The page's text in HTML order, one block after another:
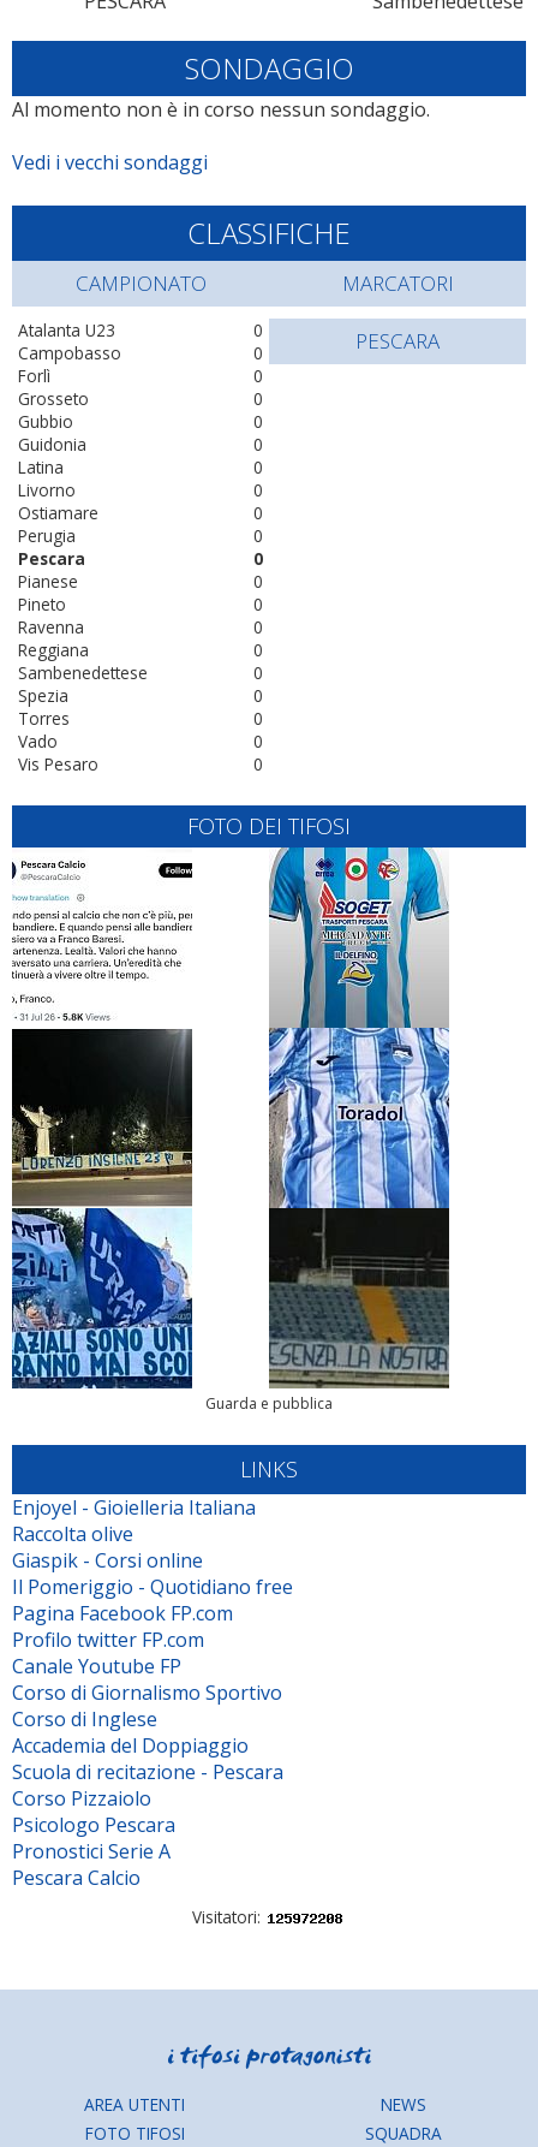
SONDAGGIO
Al momento non è in corso nessun sondaggio.
Vedi i vecchi sondaggi
CLASSIFICHE
CAMPIONATO
0
Atalanta U23
0
Campobasso
0
Forlì
0
Grosseto
0
Gubbio
0
Guidonia
0
Latina
0
Livorno
0
Ostiamare
0
Perugia
0
Pescara
0
Pianese
0
Pineto
0
Ravenna
0
Reggiana
0
Sambenedettese
0
Spezia
0
Torres
0
Vado
0
Vis Pesaro
MARCATORI
PESCARA
FOTO DEI TIFOSI
Guarda e pubblica
LINKS
Enjoyel - Gioielleria Italiana
Raccolta olive
Giaspik - Corsi online
Il Pomeriggio - Quotidiano free
Pagina Facebook FP.com
Profilo twitter FP.com
Canale Youtube FP
Corso di Giornalismo Sportivo
Corso di Inglese
Accademia del Doppiaggio
Scuola di recitazione - Pescara
Corso Pizzaiolo
Psicologo Pescara
Pronostici Serie A
Pescara Calcio
Visitatori:
AREA UTENTI
FOTO TIFOSI
NEWS
SQUADRA